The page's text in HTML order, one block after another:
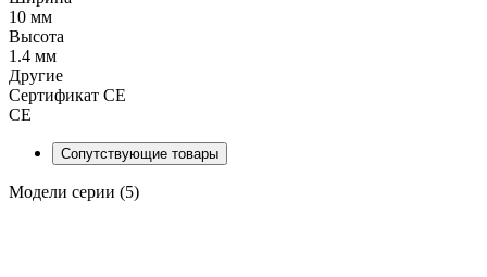
10 мм
Высота
1.4 мм
Другие
Сертификат CE
CE
Сопутствующие товары
Модели серии (5)